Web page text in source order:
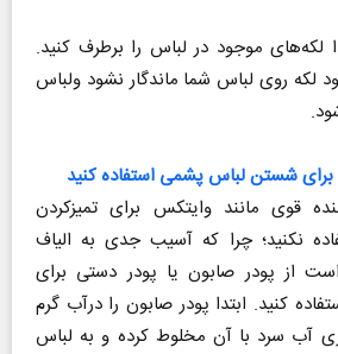
موجود در لباس را برطرف کنید.
روی لباس شما ماندگار نشود ولباس
شستن لباس پشمی استفاده کنید
قوی مانند وایتکس برای تمیزکردن
نکنید؛ چرا که آسیب جدی به الیاف
است از پودر صابون یا پودر دستی برای
کنید. ابتدا پودر صابون را درآب گرم
آب سرد با آن مخلوط کرده و به لباس